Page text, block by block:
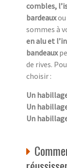
combles,
bardeaux
sommes à
en alu et
bandeaux
de rives.
choisir :
Un
Un
Un